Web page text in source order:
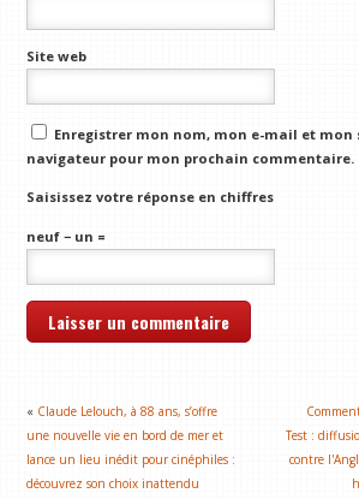
Site web
Enregistrer mon nom, mon e-mail et mon
navigateur pour mon prochain commentaire.
Saisissez votre réponse en chiffres
neuf − un =
« Claude Lelouch, à 88 ans, s’offre
une nouvelle vie en bord de mer et
lance un lieu inédit pour cinéphiles :
découvrez son choix inattendu
Test :
contre